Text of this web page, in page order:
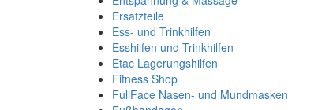
Ersatzteile
Ess- und Trinkhilfen
Esshilfen und Trinkhilfen
Etac Lagerungshilfen
Fitness Shop
FullFace Nasen- und Mundmasken